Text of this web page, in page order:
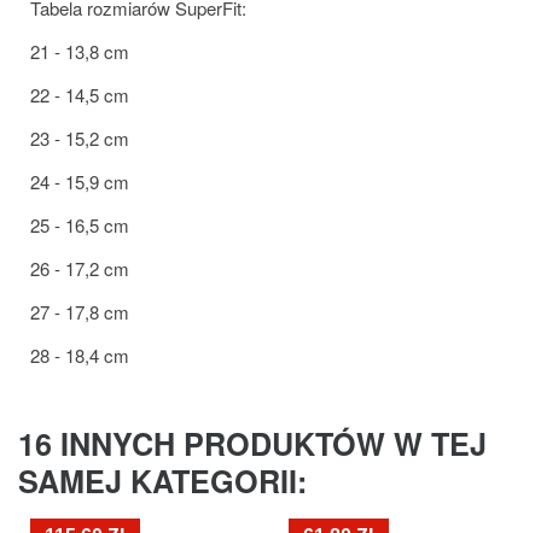
Tabela rozmiarów SuperFit:
21 - 13,8 cm
22 - 14,5 cm
23 - 15,2 cm
24 - 15,9 cm
25 - 16,5 cm
26 - 17,2 cm
27 - 17,8 cm
28 - 18,4 cm
16 INNYCH PRODUKTÓW W TEJ
SAMEJ KATEGORII: